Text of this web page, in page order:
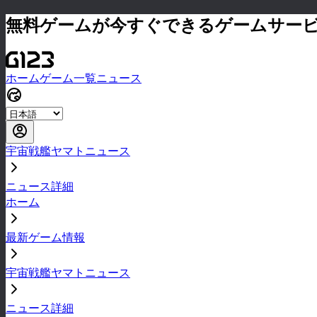
無料ゲームが今すぐできるゲームサー
ホームゲーム一覧ニュース
宇宙戦艦ヤマトニュース
ニュース詳細
ホーム
最新ゲーム情報
宇宙戦艦ヤマトニュース
ニュース詳細